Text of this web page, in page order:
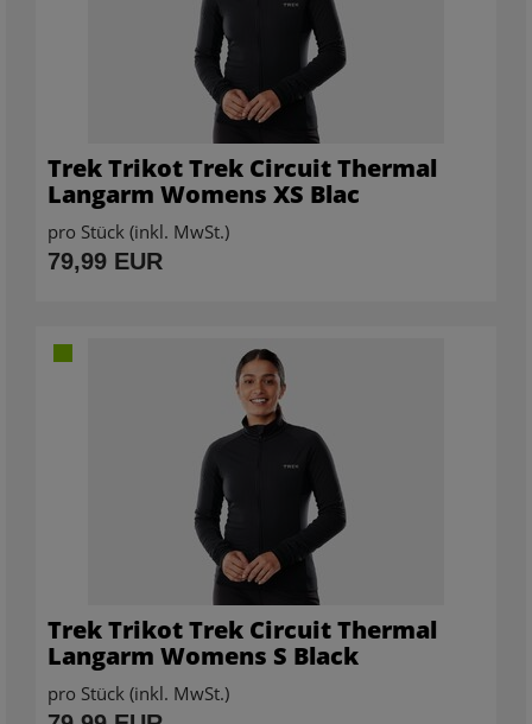
Trek Trikot Trek Circuit Thermal
Langarm Womens XS Blac
pro Stück (inkl. MwSt.)
79,99 EUR
Trek Trikot Trek Circuit Thermal
Langarm Womens S Black
pro Stück (inkl. MwSt.)